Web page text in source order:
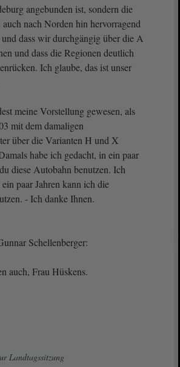
angebunden ist, sondern die
nach Norden hin hervorragend
und dass wir durchgängig über die A
und dass die Regionen deutlich
Ich glaube, das ist unser
meine Vorstellung gewesen, als
mit dem damaligen
über die Varianten H und X
habe ich gedacht, in ein paar
diese Autobahn benutzen. Ich
paar Jahren kann ich die
- Ich danke Ihnen.
Schellenberger:
auch, Frau Hüskens.
Landtagssitzung